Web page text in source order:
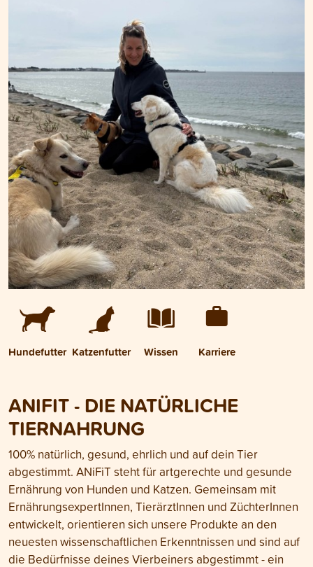
Hundefutter Katzenfutter Wissen Karriere
ANIFIT - DIE NATÜRLICHE
TIERNAHRUNG
100% natürlich, gesund, ehrlich und auf dein Tier
abgestimmt. ANiFiT steht für artgerechte und gesunde
Ernährung von Hunden und Katzen. Gemeinsam mit
ErnährungsexpertInnen, TierärztInnen und ZüchterInnen
entwickelt, orientieren sich unsere Produkte an den
neuesten wissenschaftlichen Erkenntnissen und sind auf
die Bedürfnisse deines Vierbeiners abgestimmt - ein